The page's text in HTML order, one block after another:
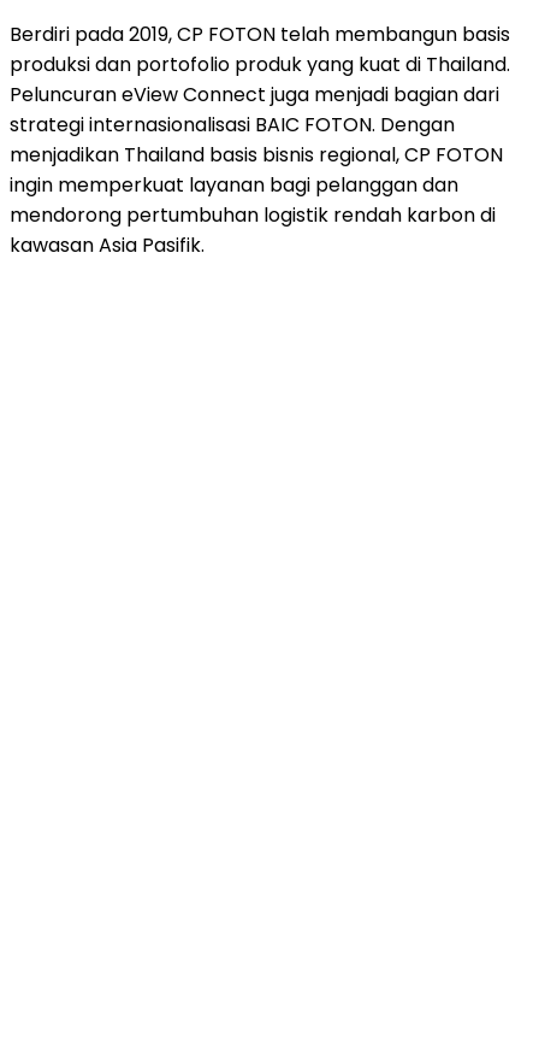
Berdiri pada 2019, CP FOTON telah membangun basis
produksi dan portofolio produk yang kuat di Thailand.
Peluncuran eView Connect juga menjadi bagian dari
strategi internasionalisasi BAIC FOTON. Dengan
menjadikan Thailand basis bisnis regional, CP FOTON
ingin memperkuat layanan bagi pelanggan dan
mendorong pertumbuhan logistik rendah karbon di
kawasan Asia Pasifik.